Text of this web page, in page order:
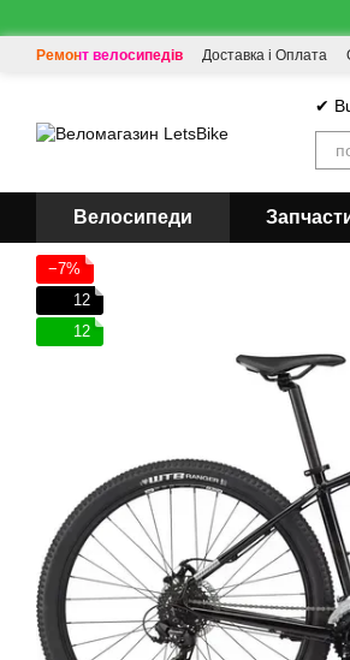
Ремонт велосипедів Доставка і Оплата
✔
Велосипеди
−7%
12
12